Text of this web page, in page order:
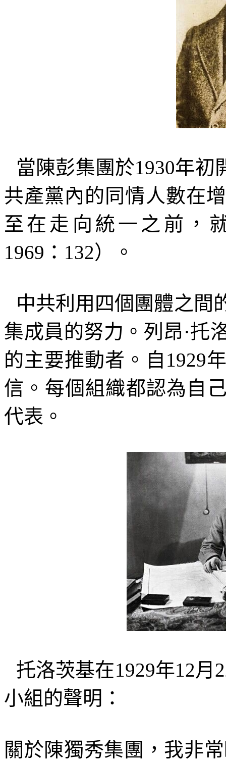
當陳彭集團於1930年初
共產黨內的同情人數在
至在走向統一之前，
1969 ： 132）。
中共利用四個團體之間
集成員的努力。列昂·托
的主要推動者。自 1929
信。每個組織都認為自
代表。
托洛茨基在1929年12月
小組的聲明：
關於陳獨秀集團，我非